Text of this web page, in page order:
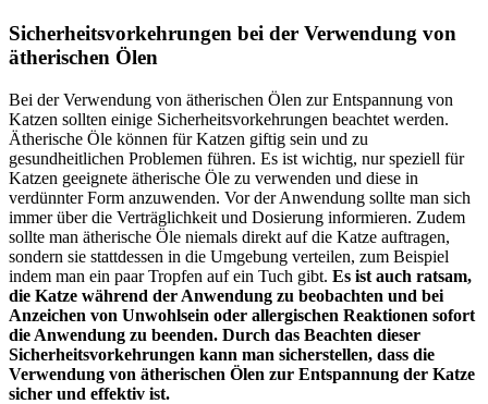
Sicherheitsvorkehrungen bei der Verwendung von
ätherischen Ölen
Bei der Verwendung von ätherischen Ölen zur Entspannung von
Katzen sollten einige Sicherheitsvorkehrungen beachtet werden.
Ätherische Öle können für Katzen giftig sein und zu
gesundheitlichen Problemen führen. Es ist wichtig, nur speziell für
Katzen geeignete ätherische Öle zu verwenden und diese in
verdünnter Form anzuwenden. Vor der Anwendung sollte man sich
immer über die Verträglichkeit und Dosierung informieren. Zudem
sollte man ätherische Öle niemals direkt auf die Katze auftragen,
sondern sie stattdessen in die Umgebung verteilen, zum Beispiel
indem man ein paar Tropfen auf ein Tuch gibt. Es ist auch ratsam,
die Katze während der Anwendung zu beobachten und bei
Anzeichen von Unwohlsein oder allergischen Reaktionen sofort
die Anwendung zu beenden. Durch das Beachten dieser
Sicherheitsvorkehrungen kann man sicherstellen, dass die
Verwendung von ätherischen Ölen zur Entspannung der Katze
sicher und effektiv ist.